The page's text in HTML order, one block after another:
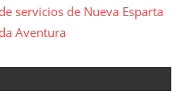
servicios de Nueva Esparta
Aventura